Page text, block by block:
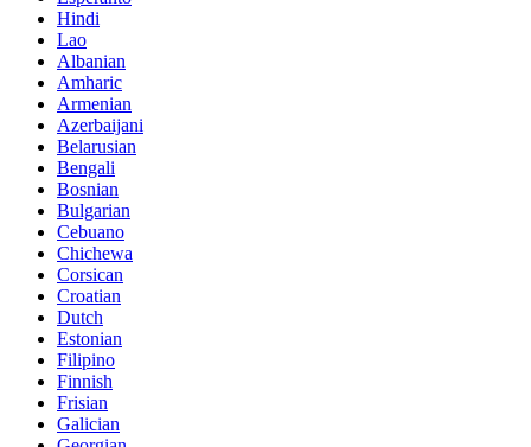
Hindi
Lao
Albanian
Amharic
Armenian
Azerbaijani
Belarusian
Bengali
Bosnian
Bulgarian
Cebuano
Chichewa
Corsican
Croatian
Dutch
Estonian
Filipino
Finnish
Frisian
Galician